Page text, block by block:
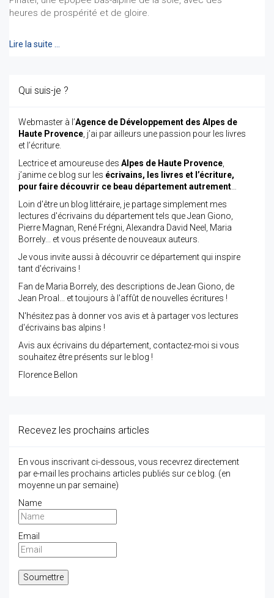
heures de prospérité et de gloire.
Lire la suite …
Qui suis-je ?
Webmaster à l’Agence de Développement des Alpes de
Haute Provence , j’ai par ailleurs une passion pour les livres
et l’écriture.
Lectrice et amoureuse des Alpes de Haute Provence
j’anime ce blog sur les écrivains, les livres et l’écriture,
pour faire découvrir ce beau département autrement
Loin d'être un blog littéraire, je partage simplement mes
lectures d'écrivains du département tels que Jean Giono,
Pierre Magnan, René Frégni, Alexandra David Neel, Maria
Borrely... et vous présente de nouveaux auteurs.
Je vous invite aussi à découvrir ce département qui inspire
tant d'écrivains !
Fan de Maria Borrely, des descriptions de Jean Giono, de
Jean Proal... et toujours à l'affût de nouvelles écritures !
N'hésitez pas à donner vos avis et à partager vos lectures
d'écrivains bas alpins !
Avis aux écrivains du département, contactez-moi si vous
souhaitez être présents sur le blog !
Florence Bellon
Recevez les prochains articles
En vous inscrivant ci-dessous, vous recevrez directement
par e-mail les prochains articles publiés sur ce blog. (en
moyenne un par semaine)
Name
Email